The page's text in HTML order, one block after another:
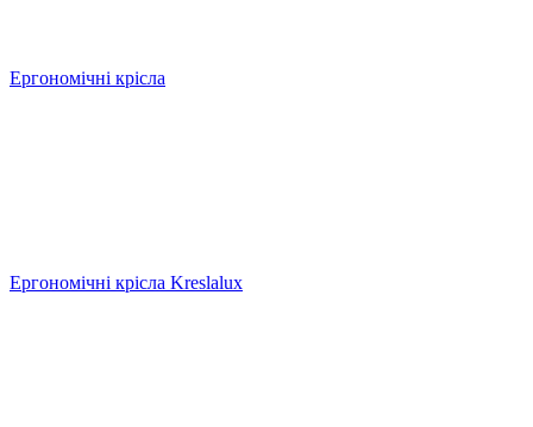
Ергономічні крісла
Ергономічні крісла Kreslalux